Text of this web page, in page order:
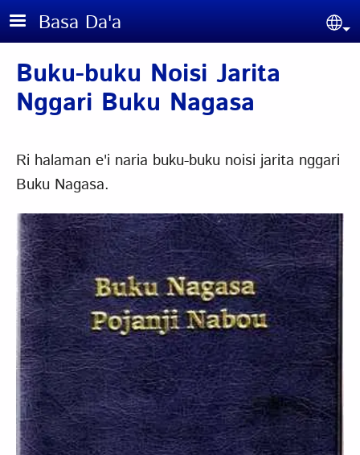
Skip to main content
Basa Da'a
Buku-buku Noisi Jarita
Nggari Buku Nagasa
Ri halaman e'i naria buku-buku noisi jarita nggari
Buku Nagasa.